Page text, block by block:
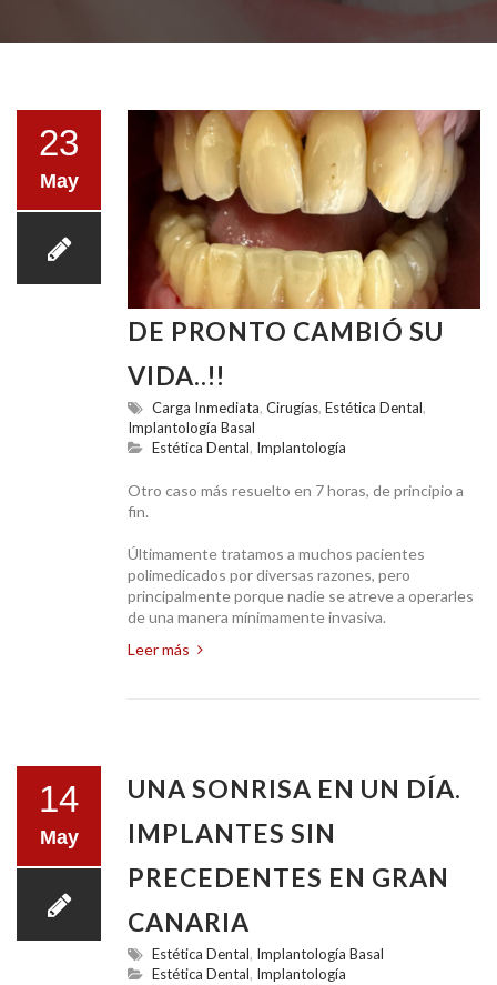
TESTIMONIOS
NOTICIAS
23
May
DE PRONTO CAMBIÓ SU
VIDA..!!
Carga Inmediata, Cirugías, Estética Dental,
Implantología Basal
Estética Dental, Implantología
Otro caso más resuelto en 7 horas, de principio a
fin.
Últimamente tratamos a muchos pacientes
polimedicados por diversas razones, pero
principalmente porque nadie se atreve a operarles
de una manera mínimamente invasiva.
Leer más
14
May
UNA SONRISA EN UN DÍA.
IMPLANTES SIN
PRECEDENTES EN GRAN
CANARIA
Estética Dental, Implantología Basal
Estética Dental, Implantología